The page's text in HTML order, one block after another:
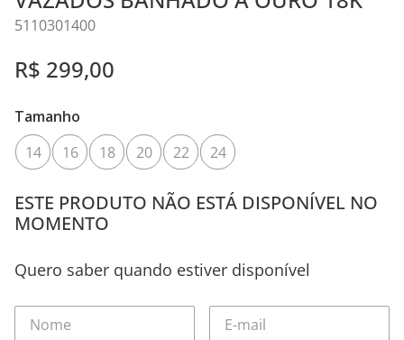
5110301400
R$ 299,00
Tamanho
14
16 18 20 22 24
ESTE PRODUTO NÃO ESTÁ DISPONÍVEL NO
MOMENTO
Quero saber quando estiver disponível